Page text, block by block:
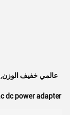
dc power adapter